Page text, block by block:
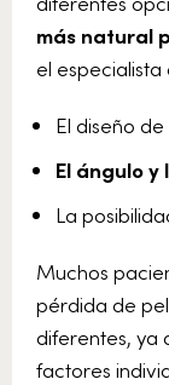
más natural
el
El diseño de
El ángulo y
La
Muchos
pérdida de
diferentes, ya
factores